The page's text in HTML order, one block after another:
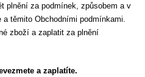
plnění za podmínek, způsobem a v
těmito Obchodními podmínkami.
zboží a zaplatit za plnění
a zaplatíte.